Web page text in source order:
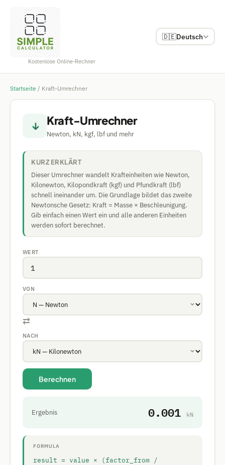
Kostenlose Online-Rechner
🇩🇪Deutsch
Startseite / Kraft-Umrechner
↓ Kraft-Umrechner
Newton, kN, kgf, lbf und mehr
KURZ ERKLÄRT
Dieser Umrechner wandelt Krafteinheiten wie Newton,
Kilonewton, Kilopondkraft (kgf) und Pfundkraft (lbf)
schnell ineinander um. Die Grundlage bildet das zweite
Newtonsche Gesetz: Kraft = Masse × Beschleunigung.
Gib einfach einen Wert ein und alle anderen Einheiten
werden sofort berechnet.
WERT
VON
⇄
NACH
Berechnen
Ergebnis 0.001 kN
FORMULA
result = value × (factor_from /